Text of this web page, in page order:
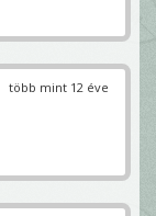
több mint 12 éve